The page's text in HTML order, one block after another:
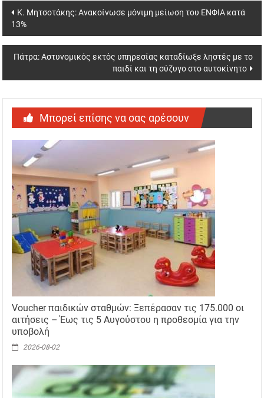
Post
navigation
Κ. Μητσοτάκης: Ανακοίνωσε μόνιμη μείωση του ΕΝΦΙΑ κατά
13%
Πάτρα: Αστυνομικός εκτός υπηρεσίας καταδίωξε ληστές με το
παιδί και τη σύζυγο στο αυτοκίνητο
Μπορεί επίσης να σας αρέσουν
Voucher παιδικών σταθμών: Ξεπέρασαν τις 175.000 οι
αιτήσεις – Έως τις 5 Αυγούστου η προθεσμία για την
υποβολή
2026-08-02